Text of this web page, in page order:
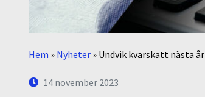
Hem » Nyheter » Undvik kvarskatt nästa år
14 november 2023